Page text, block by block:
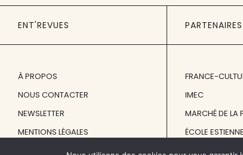
ENT'REVUES
À PROPOS
NOUS CONTACTER
NEWSLETTER
MENTIONS LÉGALES
PARTENAIRES
FRANCE-
IMEC
MARCHÉ DE LA
ÉCOLE ESTIENNE